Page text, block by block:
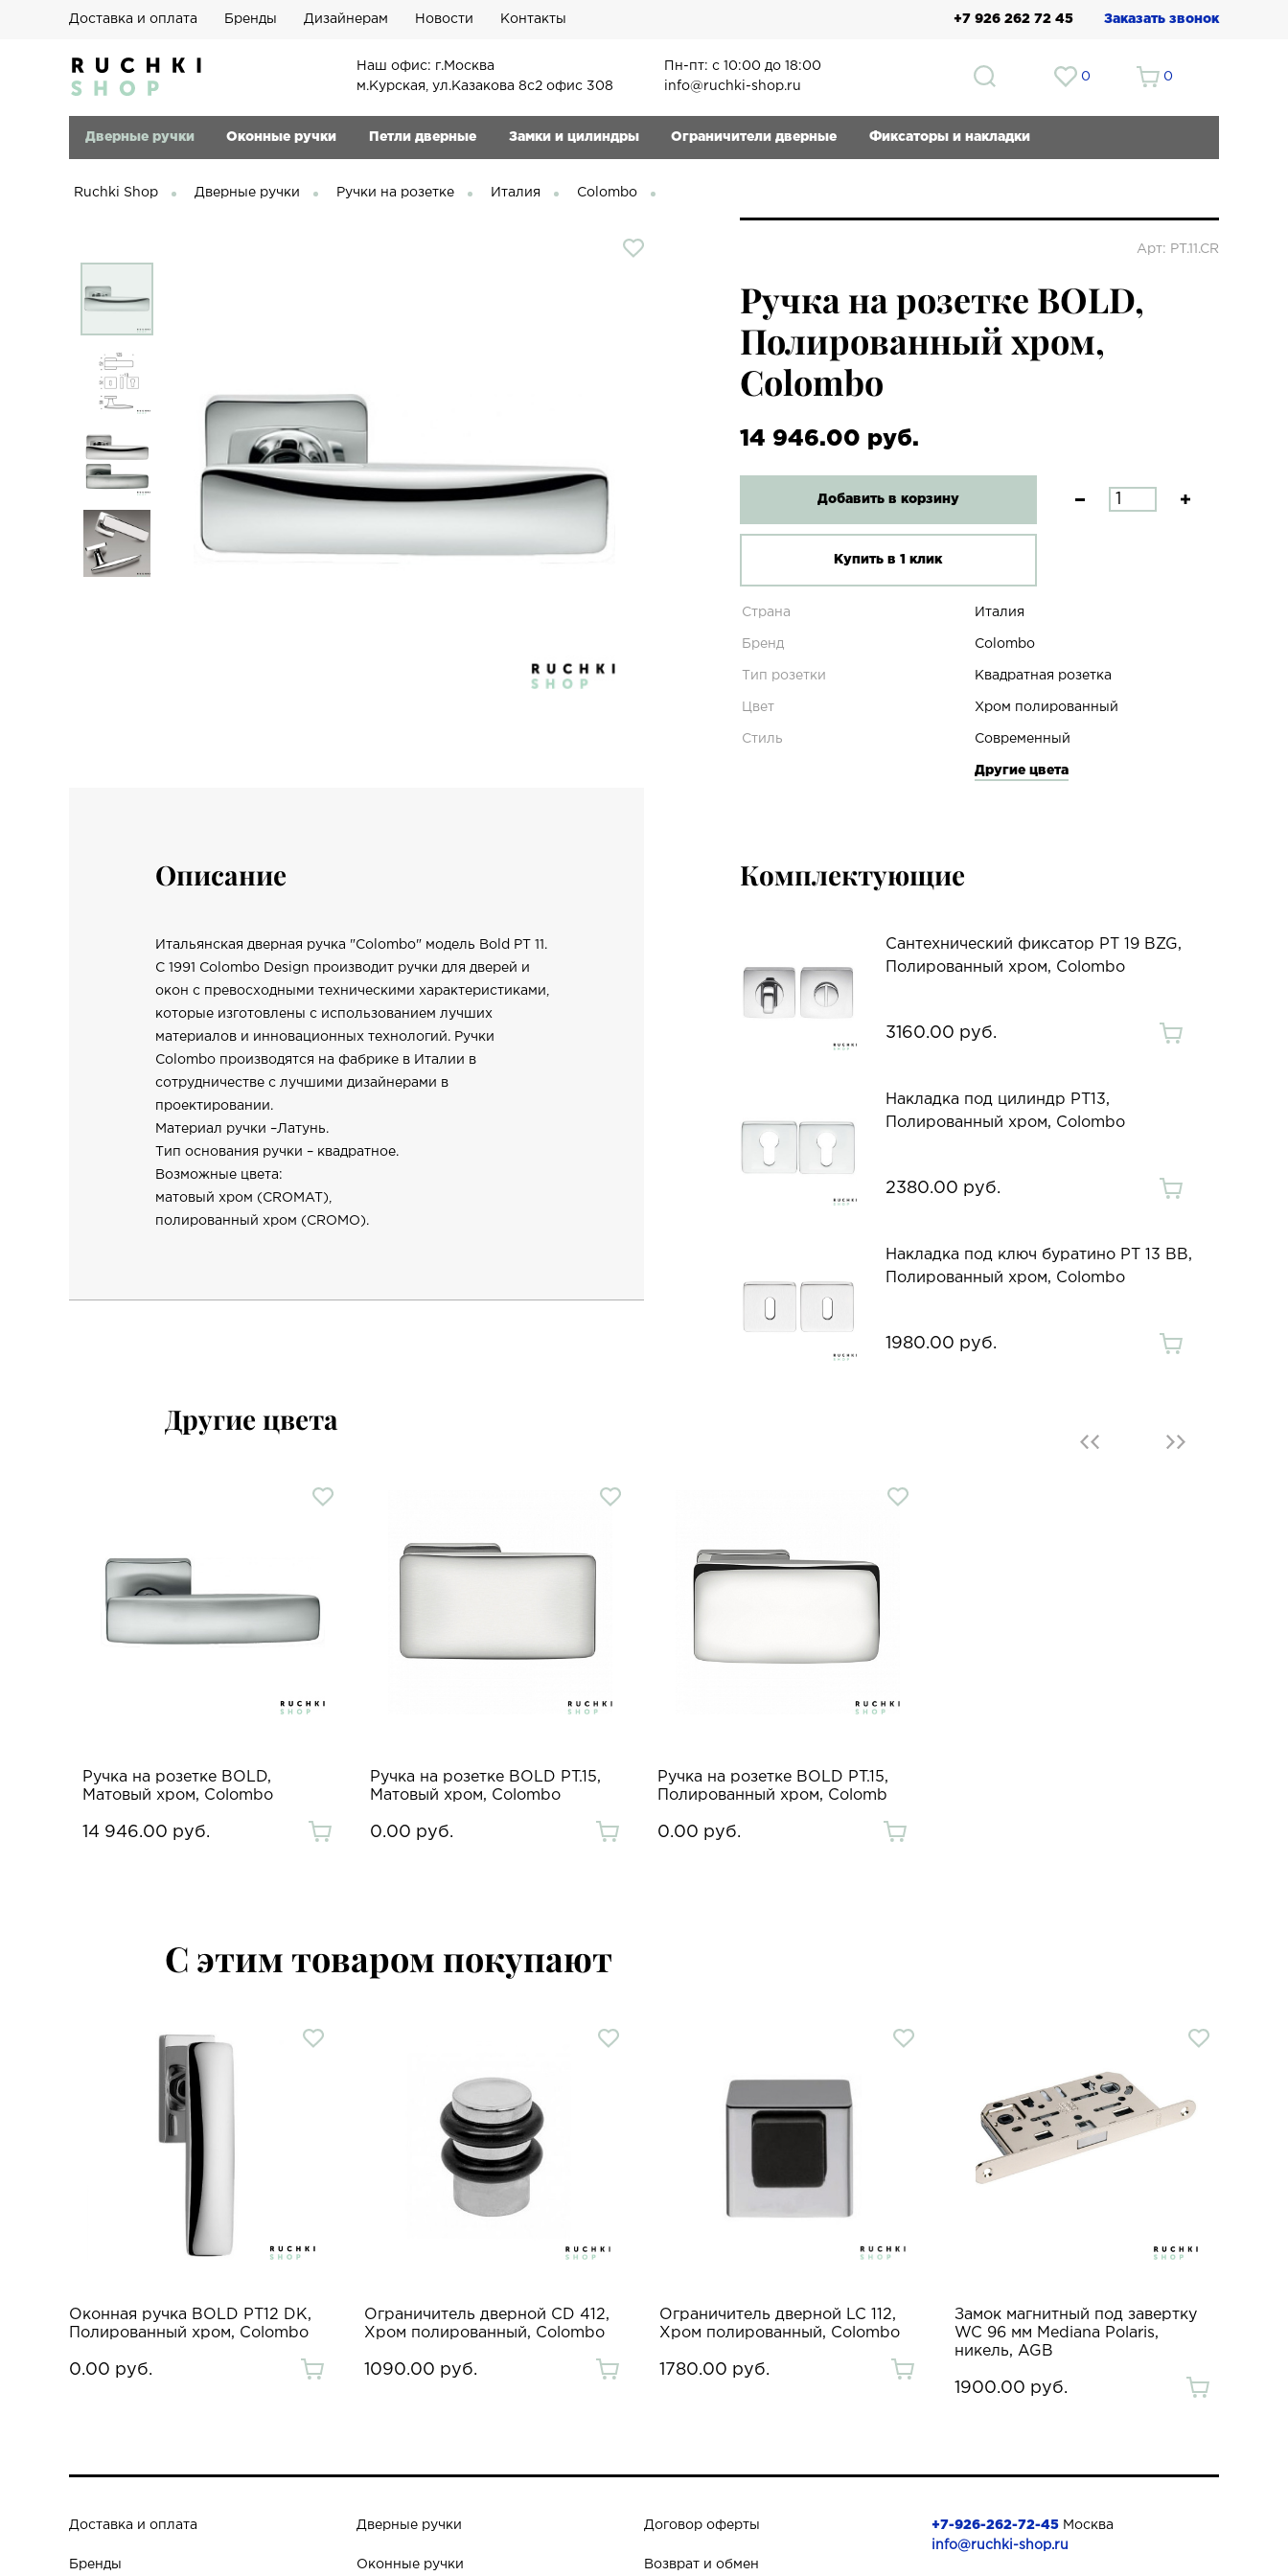
Доставка и оплата Бренды Дизайнерам Новости Контакты +7 926 262 72 45 Заказать звонок
Наш офис: г.Москва
м.Курская, ул.Казакова 8с2 офис 308
Пн-пт: с 10:00 до 18:00
info@ruchki-shop.ru
0 0
Дверные ручки Оконные ручки Петли дверные Замки и цилиндры Ограничители дверные Фиксаторы и накладки
Ruchki Shop Дверные ручки Ручки на розетке Италия Colombo
Арт: PT.11.CR
Ручка на розетке BOLD,
Полированный хром,
Colombo
14 946.00 руб.
Добавить в корзину
Купить в 1 клик
Страна Италия
Бренд Colombo
Тип розетки Квадратная розетка
Цвет Хром полированный
Стиль Современный
Другие цвета
Описание
Итальянская дверная ручка "Colombo" модель Bold PT 11.
С 1991 Colombo Design производит ручки для дверей и
окон с превосходными техническими характеристиками,
которые изготовлены с использованием лучших
материалов и инновационных технологий. Ручки
Colombo производятся на фабрике в Италии в
сотрудничестве с лучшими дизайнерами в
проектировании.
Материал ручки –Латунь.
Тип основания ручки – квадратное.
Возможные цвета:
матовый хром (CROMAT),
полированный хром (CROMO).
Комплектующие
Сантехнический фиксатор PT 19 BZG,
Полированный хром, Colombo
3160.00 руб.
Накладка под цилиндр PT13,
Полированный хром, Colombo
2380.00 руб.
Накладка под ключ буратино PT 13 BB,
Полированный хром, Colombo
1980.00 руб.
Другие цвета
Ручка на розетке BOLD,
Матовый хром, Colombo
14 946.00 руб.
Ручка на розетке BOLD PT.15,
Матовый хром, Colombo
0.00 руб.
Ручка на розетке BOLD PT.15,
Полированный хром, Colomb
0.00 руб.
С этим товаром покупают
Оконная ручка BOLD PT12 DK,
Полированный хром, Colombo
0.00 руб.
Ограничитель дверной CD 412,
Хром полированный, Colombo
1090.00 руб.
Ограничитель дверной LC 112,
Хром полированный, Colombo
1780.00 руб.
Замок магнитный под завертку
WC 96 мм Mediana Polaris,
никель, AGB
1900.00 руб.
Доставка и оплата
Бренды
Дверные ручки
Оконные ручки
Договор оферты
Возврат и обмен
+7-926-262-72-45Москва
info@ruchki-shop.ru